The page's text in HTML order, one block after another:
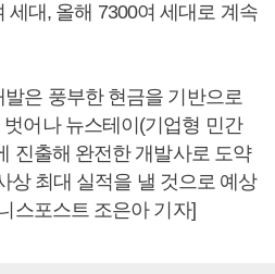
세대, 올해 7300여 세대로 계속
발은 풍부한 현금을 기반으로
어나 뉴스테이(기업형 민간
진출해 완전한 개발사로 도약
상 최대 실적을 낼 것으로 예상
스포스트 조은아 기자]